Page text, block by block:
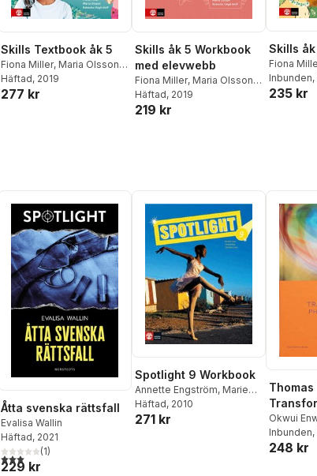
Skills Textbook åk 5
Fiona Miller, Maria Olsson,
Rebecka Ungh Wolf
Häftad, 2019
277 kr
Skills åk 5 Workbook
med elevwebb
Fiona Miller, Maria Olsson,
Rebecka Ungh Wolf
Häftad, 2019
219 kr
Skills
Fiona
Edholm
Inbunden
235 kr
Åtta svenska rättsfall
Evalisa Wallin
Häftad, 2021
3,0utav 5 stjärnor. Totalt antal röster:
(1)
229 kr
Spotlight 9 Workbook
Annette Engström, Marie
Wejrum ,Randall Jonas
Catharina Lantz
Häftad, 2010
271 kr
Thomas
Okwui
Inbunden
248 kr